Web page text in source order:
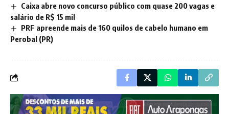
Caixa abre novo concurso público com quase 200 vagas e
salário de R$ 15 mil
PRF apreende mais de 160 quilos de cabelo humano em
Perobal (PR)